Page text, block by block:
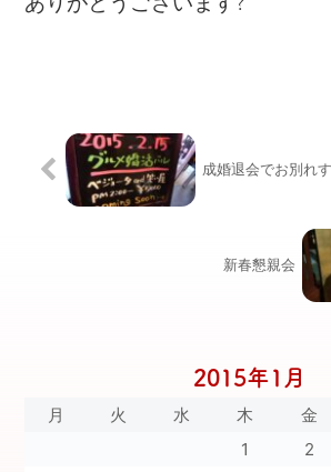
ありがとうございます?
成婚退会でお別れ
新春懇親会
2015年1月
月 火 水 木 金
1 2